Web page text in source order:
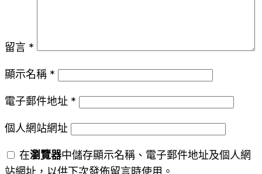
留言 *
顯示名稱 *
電子郵件地址 *
個人網站網址
在瀏覽器中儲存顯示名稱、電子郵件地址及個人網
站網址，以供下次發佈留言時使用。